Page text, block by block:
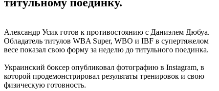
Александр Усик готов к противостоянию с Даниэлем Дюбуа.
Обладатель титулов WBA Super, WBO и IBF в супертяжелом
весе показал свою форму за неделю до титульного поединка.
Украинский боксер опубликовал фотографию в Instagram, в
которой продемонстрировал результаты тренировок и свою
физическую готовность.